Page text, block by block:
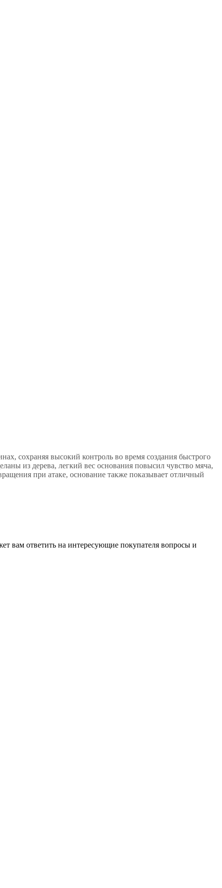
сохраняя высокий контроль во время создания быстрого
из дерева, легкий вес основания повысил чувство мяча,
при атаке, основание также показывает отличный
вам ответить на интересующие покупателя вопросы и